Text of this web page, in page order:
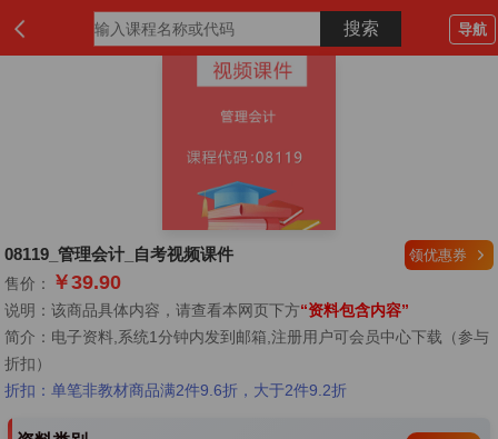
导航
领优惠券
08119_管理会计_自考视频课件
售价： ￥39.90
说明：该商品具体内容，请查看本网页下方“资料包含内容”
简介： 电子资料,系统1分钟内发到邮箱,注册用户可会员中心下载（参与
折扣）
折扣：单笔非教材商品满2件9.6折，大于2件9.2折